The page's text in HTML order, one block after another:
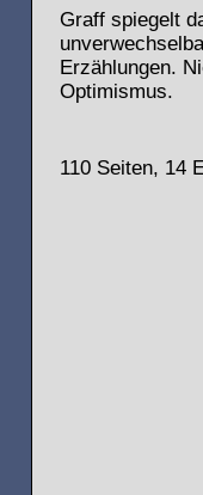
Graff spiegelt
Erzählungen.
Optimismus.
110 Seiten, 14